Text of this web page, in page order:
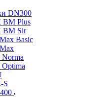
DN300
ВМ Plus
ВМ Sir
Basic
S